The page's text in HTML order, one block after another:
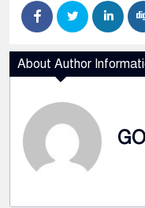
About Author